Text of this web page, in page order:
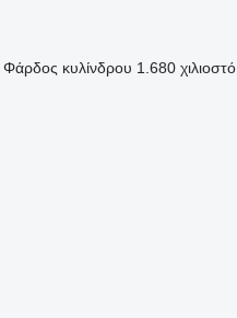
Φάρδος κυλίνδρου 1.680 χιλιοστό